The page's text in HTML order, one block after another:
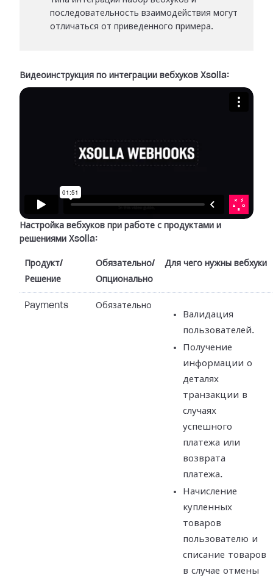
последовательность взаимодействия могут
отличаться от приведенного примера.
Видеоинструкция по интеграции вебхуков Xsolla:
Настройка вебхуков при работе с продуктами и
решениями Xsolla:
Продукт/
Решение
Обязательно/
Опционально
Для чего нужны вебхуки
Payments Обязательно
Валидация
пользователей.
Получение
информации о
деталях
транзакции в
случаях
успешного
платежа или
возврата
платежа.
Начисление
купленных
товаров
пользователю и
списание товаров
в случае отмены